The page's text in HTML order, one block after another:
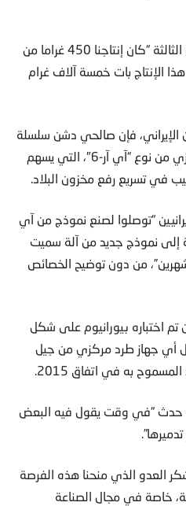
وأوضح صالحي أنه قبل المرحلة الثالثة “كان إنتاجنا 450 غراما من
الإنتاج بات خمسة آلاف غرام
فإن صالحي دشن سلسلة
جديدة من ثلاثين جهاز طرد مركزي من نوع “آي آر-6″، التي يسهم
في تسريع رفع مخزون البلاد.
“توصلوا لصنع نموذج من آي
إلى نموذج جديد من آلة سميت
من دون توضيح الخصائص
اختباره بيورانيوم على شكل
أي جهاز طرد مركزي من جيل
حدث “في وقت يقول فيه البعض
العدو الذي منحنا هذه الفرصة
خاصة في مجال الصناعة